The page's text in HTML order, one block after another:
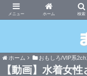
ホーム
まにゅそく
ホーム おもしろ/VIP系
【動画】水着女